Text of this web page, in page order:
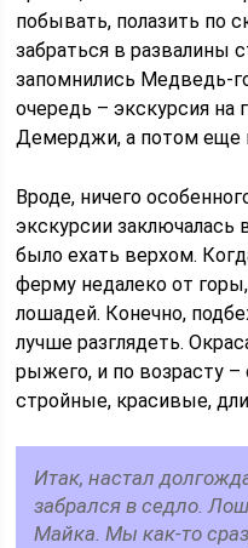
побывать, полазить по
забраться в развалины
запомнились Медведь-
очередь – экскурсия на
Демерджи, а потом еще
Вроде, ничего
экскурсии заключалась
было ехать верхом.
ферму недалеко от
лошадей. Конечно,
лучше разглядеть.
рыжего, и по возрасту
стройные, красивые,
Итак, настал
забрался в седло.
Майка. Мы как-то